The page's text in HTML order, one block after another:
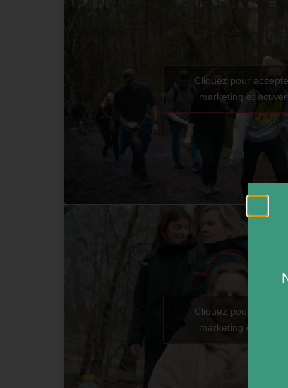
Cliquez pour
marketing et
Cliquez pour
marketing et activer